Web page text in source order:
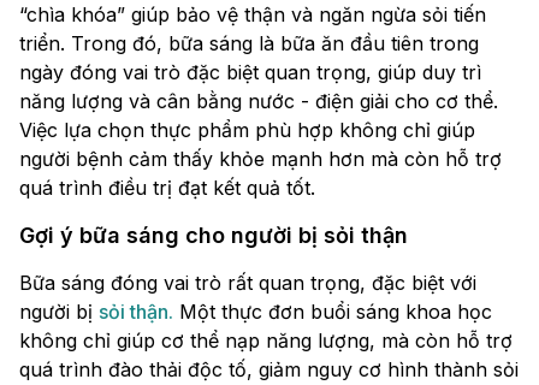
“chìa khóa” giúp bảo vệ thận và ngăn ngừa sỏi tiến
triển. Trong đó, bữa sáng là bữa ăn đầu tiên trong
ngày đóng vai trò đặc biệt quan trọng, giúp duy trì
năng lượng và cân bằng nước - điện giải cho cơ thể.
Việc lựa chọn thực phẩm phù hợp không chỉ giúp
người bệnh cảm thấy khỏe mạnh hơn mà còn hỗ trợ
quá trình điều trị đạt kết quả tốt.
Gợi ý bữa sáng cho người bị sỏi thận​
Bữa sáng đóng vai trò rất quan trọng, đặc biệt với
người bị sỏi thận. Một thực đơn buổi sáng khoa học
không chỉ giúp cơ thể nạp năng lượng, mà còn hỗ trợ
quá trình đào thải độc tố, giảm nguy cơ hình thành sỏi